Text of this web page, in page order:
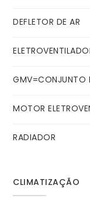
DEFLETOR DE AR
GMV=CONJUNTO
MOTOR
RADIADOR
CLIMATIZAÇÃO